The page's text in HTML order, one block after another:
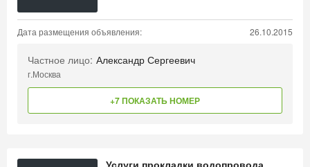
Дата размещения объявления: 26.10.2015
Частное лицо: Александр Сергеевич
г.Москва
+7 ПОКАЗАТЬ НОМЕР
Услуги прокладки водопровода